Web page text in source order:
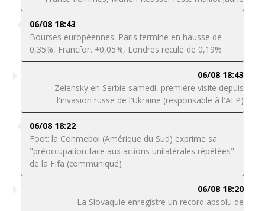
06/08 18:43
Bourses européennes: Paris termine en hausse de
0,35%, Francfort +0,05%, Londres recule de 0,19%
06/08 18:43
Zelensky en Serbie samedi, première visite depuis
l'invasion russe de l'Ukraine (responsable à l'AFP)
06/08 18:22
Foot: la Conmebol (Amérique du Sud) exprime sa
"préoccupation face aux actions unilatérales répétées"
de la Fifa (communiqué)
06/08 18:20
La Slovaquie enregistre un record absolu de